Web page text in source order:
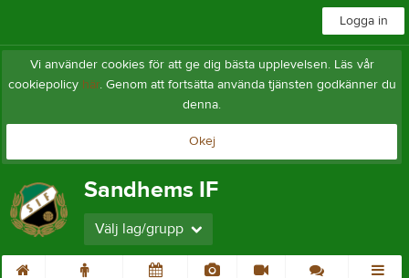
Logga in
Vi använder cookies för att ge dig bästa upplevelsen. Läs vår
cookiepolicy här. Genom att fortsätta använda tjänsten godkänner du
denna.
Okej
Sandhems IF
Välj lag/grupp